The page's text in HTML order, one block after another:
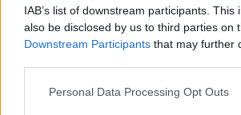
IAB’s list of downstream participants. This
also be disclosed by us to third parties on
Downstream Participants that may further
Personal Data Processing Opt Outs
része már a
került.